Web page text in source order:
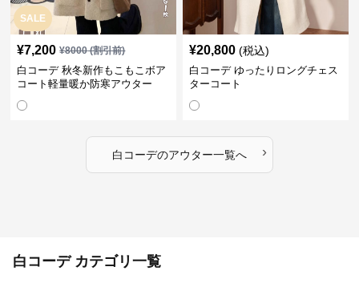
SALE
¥7,200 ¥8000(割引前)
白コーデ 秋冬新作もこもこボア
コート軽量暖か防寒アウター
¥20,800 (税込)
白コーデ ゆったりロングチェス
ターコート
白コーデのアウター一覧へ ›
白コーデ カテゴリ一覧